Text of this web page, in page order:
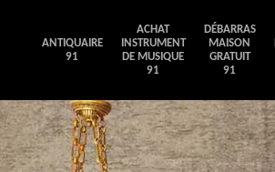
ANTIQUAIRE
91
ACHAT
INSTRUMENT
DE MUSIQUE
91
DÉBARRAS
MAISON
GRATUIT
91